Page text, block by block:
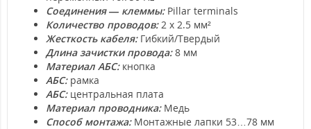
Соединения — клеммы:Pillar terminals
Количество проводов:2 x 2.5 мм²
Жесткость кабеля:Гибкий/Твердый
Длина зачистки провода:8 мм
Материал АБС:кнопка
АБС:рамка
АБС: центральная плата
Материал проводника: Медь
Способ монтажа: Монтажные лапки 53…78 мм